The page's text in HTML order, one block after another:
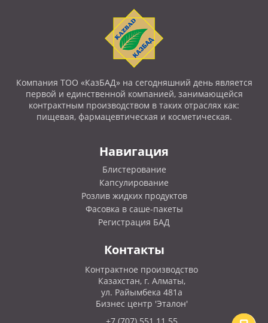
Компания ТОО «КазБАД» на сегодняшний день является
первой и единственной компанией, занимающейся
контрактным производством в таких отраслях как:
пищевая, фармацевтическая и косметическая.
Навигация
Блистерование
Капсулирование
Розлив жидких продуктов
Фасовка в саше-пакеты
Регистрация БАД
Контакты
Контрактное производство
Казахстан, г. Алматы,
ул. Райымбека 481а
Бизнес центр 'Эталон'